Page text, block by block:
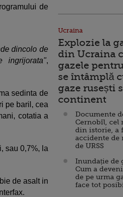
de
dincolo de
,
sedinta de
pe baril, cea
cotatia a
sau 0,7%, la
de asalt in
Ucraina
Explozie la
din Ucraina
gazele
se întâmplă
gaze rusești
continent
Documente
Cernobîl, cel
din istorie, a
accidente de
de URSS
Inundație de
Cum a
de pe urma
face tot